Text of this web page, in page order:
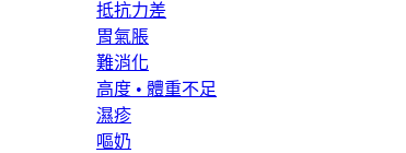
抵抗力差
胃氣脹
難消化
高度 • 體重不足
濕疹
嘔奶